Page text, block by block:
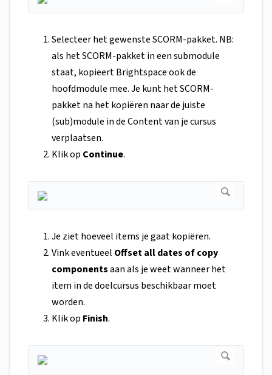
Selecteer het gewenste SCORM-pakket. NB:
als het SCORM-pakket in een submodule
staat, kopieert Brightspace ook de
hoofdmodule mee. Je kunt het SCORM-
pakket na het kopiëren naar de juiste
(sub)module in de Content van je cursus
verplaatsen.
Klik op Continue.
Je ziet hoeveel items je gaat kopiëren.
Vink eventueel Offset all dates of copy
componentsaan als je weet wanneer het
item in de doelcursus beschikbaar moet
worden.
Klik op Finish.